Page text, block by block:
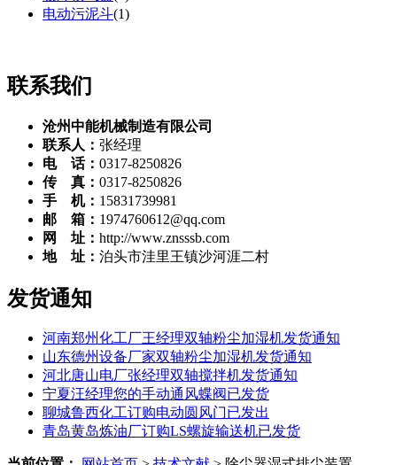
电动污泥斗(1)
联系我们
沧州中能机械制造有限公司
联系人： 张经理
电 话： 0317-8250826
传 真： 0317-8250826
手 机： 15831739981
邮 箱： 1974760612@qq.com
网 址： http://www.znsssb.com
地 址： 泊头市洼里王镇沙河涯二村
发货通知
河南郑州化工厂王经理双轴粉尘加湿机发货通知
山东德州设备厂家双轴粉尘加湿机发货通知
河北唐山电厂张经理双轴搅拌机发货通知
宁夏汪经理您的手动通风蝶阀已发货
聊城鲁西化工订购电动圆风门已发出
青岛黄岛炼油厂订购LS螺旋输送机已发货